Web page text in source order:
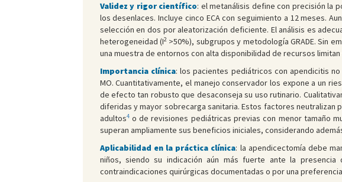
Validez y rigor científico: el metanálisis define con precisión la
los desenlaces. Incluye cinco ECA con seguimiento a 12 meses.
selección en dos por aleatorización deficiente. El análisis es
heterogeneidad (I2>50%), subgrupos y metodología GRADE. Sin
una muestra de entornos con alta disponibilidad de recursos
Importancia clínica: los pacientes pediátricos con apendicitis
MO. Cuantitativamente, el manejo conservador los expone a un
de efecto tan robusto que desaconseja su uso rutinario.
diferidas y mayor sobrecarga sanitaria. Estos factores neutralizan
adultos4o de revisiones pediátricas previas con menor tamaño
superan ampliamente sus beneficios iniciales, considerando
Aplicabilidad en la práctica clínica: la apendicectomía debe
niños, siendo su indicación aún más fuerte ante la
contraindicaciones quirúrgicas documentadas o por una